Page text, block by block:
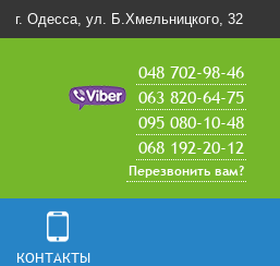
г. Одесса, ул. Б.Хмельницкого, 32
048 702-98-46
063 820-64-75
095 080-10-48
068 192-20-12
Перезвонить вам?
КОНТАКТЫ